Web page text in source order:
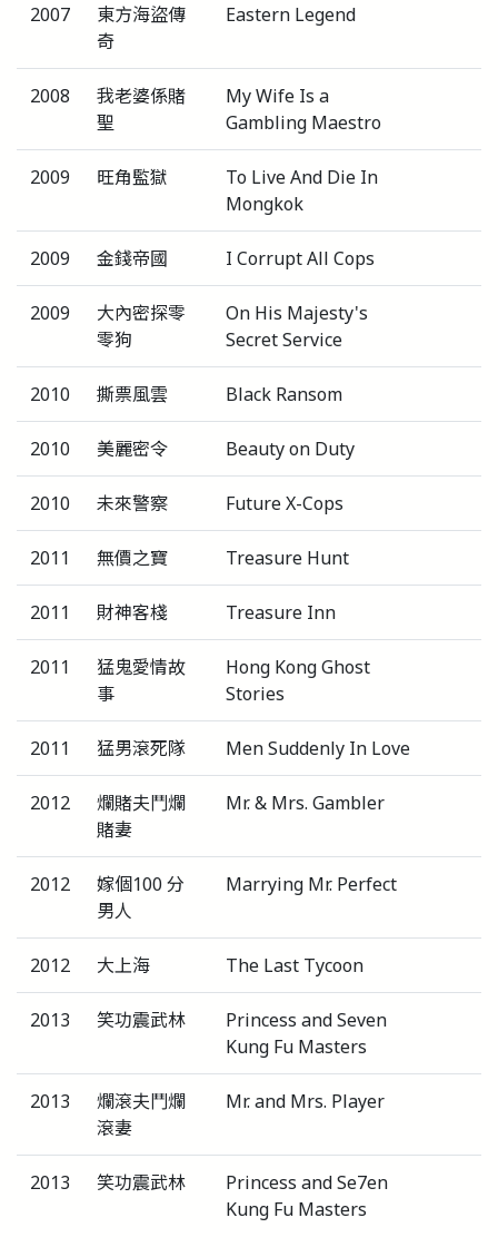
2007
東方海盜傳
奇
Eastern Legend
2008
我老婆係賭
聖
My Wife Is a
Gambling Maestro
2009 旺角監獄
To Live And Die In
Mongkok
2009 金錢帝國 I Corrupt All Cops
2009
大內密探零
零狗
On His Majesty's
Secret Service
2010 撕票風雲 Black Ransom
2010 美麗密令 Beauty on Duty
2010 未來警察 Future X-Cops
2011 無價之寶 Treasure Hunt
2011 財神客棧 Treasure Inn
2011
猛鬼愛情故
事
Hong Kong Ghost
Stories
2011 猛男滾死隊 Men Suddenly In Love
2012
爛賭夫鬥爛
賭妻
Mr. & Mrs. Gambler
2012
嫁個100 分
男人
Marrying Mr. Perfect
2012 大上海 The Last Tycoon
2013 笑功震武林
Princess and Seven
Kung Fu Masters
2013
爛滾夫鬥爛
滾妻
Mr. and Mrs. Player
2013 笑功震武林
Princess and Se7en
Kung Fu Masters